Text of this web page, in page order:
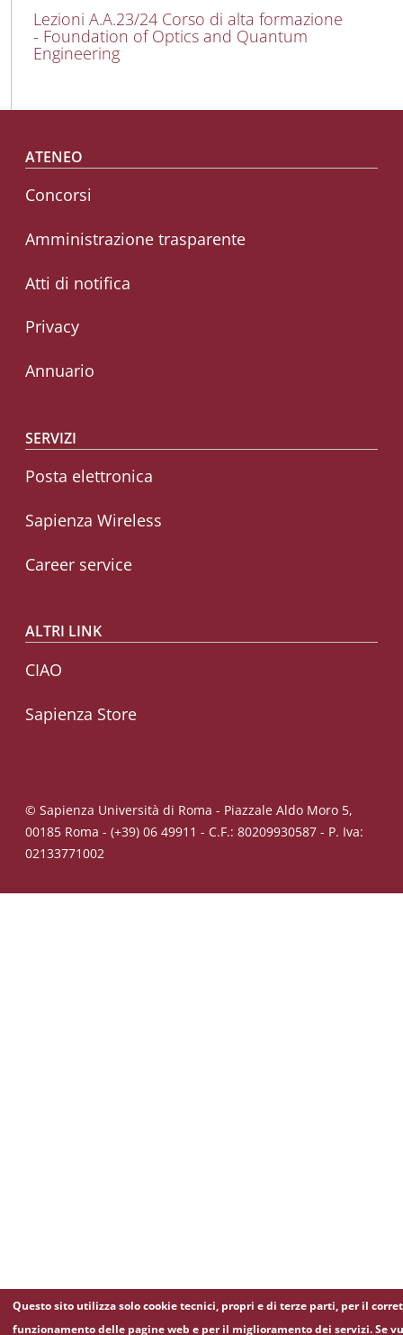
MAIN NAVIGATION
Lezioni A.A.23/24 Corso di alta formazione
- Foundation of Optics and Quantum
Engineering
Footer menu
ATENEO
Concorsi
Amministrazione trasparente
Atti di notifica
Privacy
Annuario
SERVIZI
Posta elettronica
Sapienza Wireless
Career service
ALTRI LINK
CIAO
Sapienza Store
© Sapienza Università di Roma - Piazzale Aldo Moro 5,
00185 Roma - (+39) 06 49911 - C.F.: 80209930587 - P. Iva:
02133771002
Questo sito utilizza solo cookie tecnici, propri e di terze parti, per il
funzionamento delle pagine web e per il miglioramento dei servizi. Se